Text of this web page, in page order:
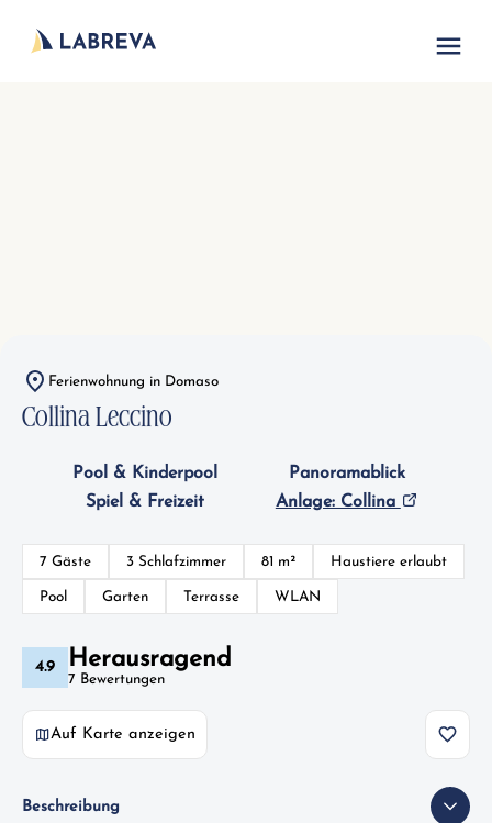
Ferienwohnung in Domaso
Collina Leccino
Pool & Kinderpool
Panoramablick
Spiel & Freizeit
Anlage: Collina
7 Gäste 3 Schlafzimmer 81 m² Haustiere erlaubt
Pool Garten Terrasse WLAN
4.9 Herausragend
7 Bewertungen
Auf Karte anzeigen
Beschreibung